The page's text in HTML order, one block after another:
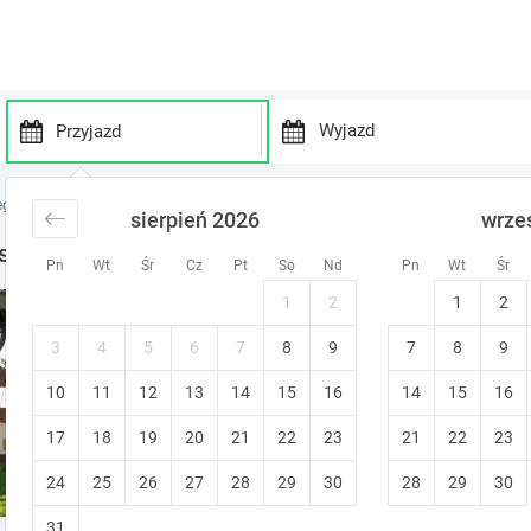
P
e
s
s
d
o
w
n
r
d
w
a
Pn Wt Śr Cz Pt So Nd Pn Wt Śr
sierpień 2026
1 2
3 4 5 6 7 8 9
10 11 12 13 14 15 16
17 18 19 20 21 22 23
24 25 26 27 28 29 30
1 2
7 8 9
14 15 16
21 22 23
28 29 30
Roztocze
Stokrotka
Susiec